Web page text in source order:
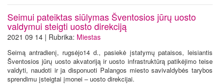
Seimui pateiktas siūlymas Šventosios jūrų uosto
valdymui steigti uosto direkciją
2021 09 14 | Rubrika: Miestas
Seimą antradienį, rugsėjo14 d., pasiekė įstatymų pataisos, leisiantis
Šventosios jūrų uosto akvatoriją ir uosto infrastruktūrą patikėjimo teise
valdyti, naudoti ir ja disponuoti Palangos miesto savivaldybės tarybos
sprendimu įsteigtai įmonei – uosto direkcijai.